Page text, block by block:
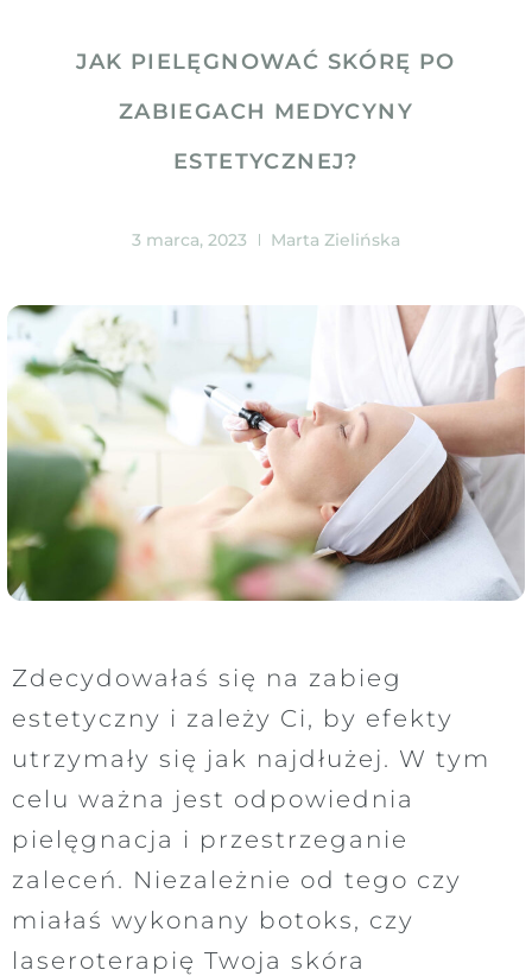
JAK PIELĘGNOWAĆ SKÓRĘ PO
ZABIEGACH MEDYCYNY
ESTETYCZNEJ?
3 marca, 2023 Marta Zielińska
Zdecydowałaś się na zabieg
estetyczny i zależy Ci, by efekty
utrzymały się jak najdłużej. W tym
celu ważna jest odpowiednia
pielęgnacja i przestrzeganie
zaleceń. Niezależnie od tego czy
miałaś wykonany botoks, czy
laseroterapię Twoja skóra